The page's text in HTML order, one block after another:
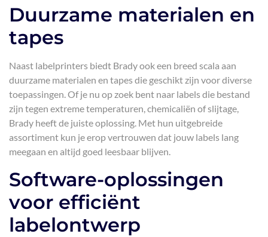
Duurzame materialen en
tapes
Naast labelprinters biedt Brady ook een breed scala aan
duurzame materialen en tapes die geschikt zijn voor diverse
toepassingen. Of je nu op zoek bent naar labels die bestand
zijn tegen extreme temperaturen, chemicaliën of slijtage,
Brady heeft de juiste oplossing. Met hun uitgebreide
assortiment kun je erop vertrouwen dat jouw labels lang
meegaan en altijd goed leesbaar blijven.
Software-oplossingen
voor efficiënt
labelontwerp